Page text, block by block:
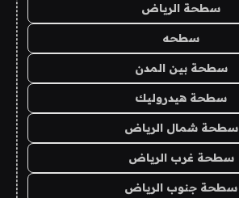
سطحة الرياض
سطحه
سطحة بين المدن
سطحة هيدروليك
سطحة شمال الرياض
سطحة غرب الرياض
سطحة جنوب الرياض